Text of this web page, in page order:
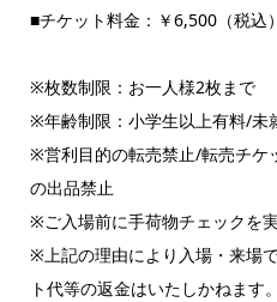
■チケット料金：￥6,500（税込）
※枚数制限：お一人様2枚まで
※年齢制限：小学生以上有料/未
※営利目的の転売禁止/転売チケ
の出品禁止
※ご入場前に手荷物チェックを実
※上記の理由により入場・来場
ト代等の返金はいたしかねます。